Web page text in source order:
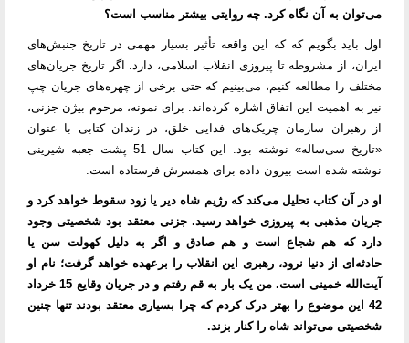
می‌توان به آن نگاه کرد. چه روایتی بیشتر مناسب است؟
اول باید بگویم که که این واقعه تأثیر بسیار مهمی در تاریخ جنبش‌های
ایران، از مشروطه تا پیروزی انقلاب اسلامی، دارد. اگر تاریخ جریان‌های
مختلف را مطالعه کنیم، می‌بینیم که حتی برخی از چهره‌های جریان چپ
نیز به اهمیت این اتفاق اشاره کرده‌اند. برای نمونه، مرحوم بیژن جزنی،
از رهبران سازمان چریک‌های فدایی خلق، در زندان کتابی با عنوان
«تاریخ سی‌ساله» نوشته بود. این کتاب سال 51 پشت جعبه شیرینی
نوشته شده است بیرون داده برای همسرش فرستاده است.
او در آن کتاب تحلیل می‌کند که رژیم شاه دیر یا زود سقوط خواهد کرد و
جریان مذهبی به پیروزی خواهد رسید. جزنی معتقد بود شخصیتی وجود
دارد که هم شجاع است و هم صادق و اگر به دلیل کهولت سن یا
حادثه‌ای از دنیا نرود، رهبری این انقلاب را برعهده خواهد گرفت؛ نام او
آیت‌الله خمینی است. من یک بار به قم رفتم و در جریان وقایع 15 خرداد
42 این موضوع را بهتر درک کردم که چرا بسیاری معتقد بودند تنها چنین
شخصیتی می‌تواند شاه را کنار بزند.